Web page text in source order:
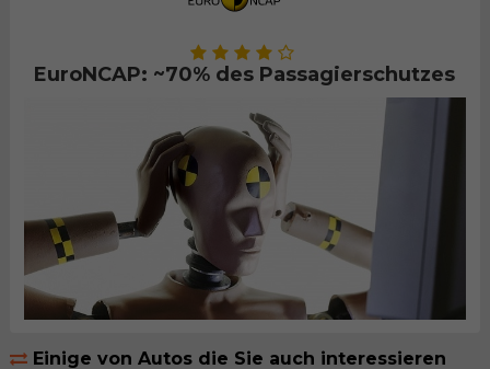
EuroNCAP: ~70% des Passagierschutzes
Einige von Autos die Sie auch interessieren